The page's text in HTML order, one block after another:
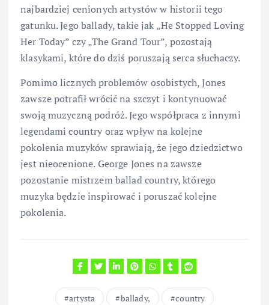
najbardziej cenionych artystów w historii tego
gatunku. Jego ballady, takie jak „He Stopped Loving
Her Today” czy „The Grand Tour”, pozostają
klasykami, które do dziś poruszają serca słuchaczy.
Pomimo licznych problemów osobistych, Jones
zawsze potrafił wrócić na szczyt i kontynuować
swoją muzyczną podróż. Jego współpraca z innymi
legendami country oraz wpływ na kolejne
pokolenia muzyków sprawiają, że jego dziedzictwo
jest nieocenione. George Jones na zawsze
pozostanie mistrzem ballad country, którego
muzyka będzie inspirować i poruszać kolejne
pokolenia.
artysta ballady,
country